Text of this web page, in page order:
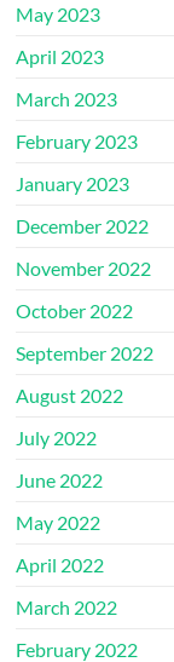
May 2023
April 2023
March 2023
February 2023
January 2023
December 2022
November 2022
October 2022
September 2022
August 2022
July 2022
June 2022
May 2022
April 2022
March 2022
February 2022